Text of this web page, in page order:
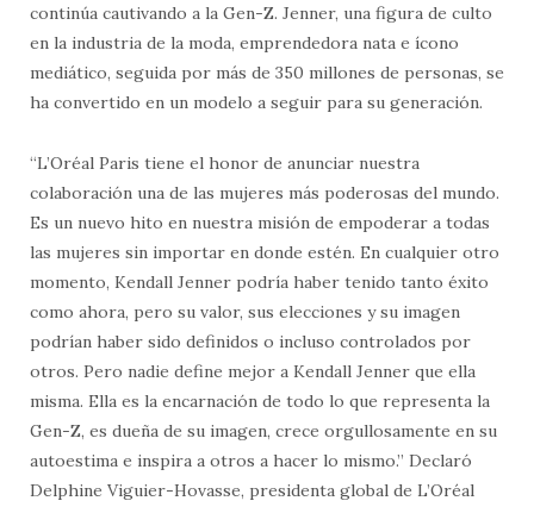
continúa cautivando a la Gen-Z. Jenner, una figura de culto
en la industria de la moda, emprendedora nata e ícono
mediático, seguida por más de 350 millones de personas, se
ha convertido en un modelo a seguir para su generación.
“L’Oréal Paris tiene el honor de anunciar nuestra
colaboración una de las mujeres más poderosas del mundo.
Es un nuevo hito en nuestra misión de empoderar a todas
las mujeres sin importar en donde estén. En cualquier otro
momento, Kendall Jenner podría haber tenido tanto éxito
como ahora, pero su valor, sus elecciones y su imagen
podrían haber sido definidos o incluso controlados por
otros. Pero nadie define mejor a Kendall Jenner que ella
misma. Ella es la encarnación de todo lo que representa la
Gen-Z, es dueña de su imagen, crece orgullosamente en su
autoestima e inspira a otros a hacer lo mismo.” Declaró
Delphine Viguier-Hovasse, presidenta global de L’Oréal